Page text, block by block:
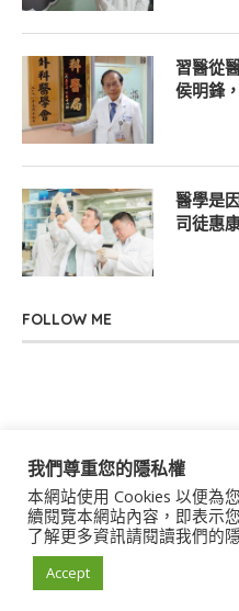
習醫從
侯明鋒
醫學是
司徒惠
FOLLOW ME
關於我們 聯絡我們
著作權
我們尊重您的隱私權
本網站使用 Cookies 以便為
續閱覽本網站內容，即表示
了解更多資訊請閱讀我們的
Accept